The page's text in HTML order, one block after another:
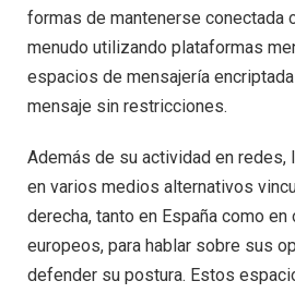
formas de mantenerse conectada
menudo utilizando plataformas
espacios de mensajería
mensaje sin restricciones.
Además de su actividad en redes,
en varios medios alternativos
derecha, tanto en España como
europeos, para hablar sobre sus
defender su postura. Estos